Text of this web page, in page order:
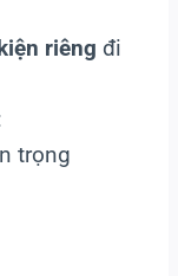
riêng đi
trọng